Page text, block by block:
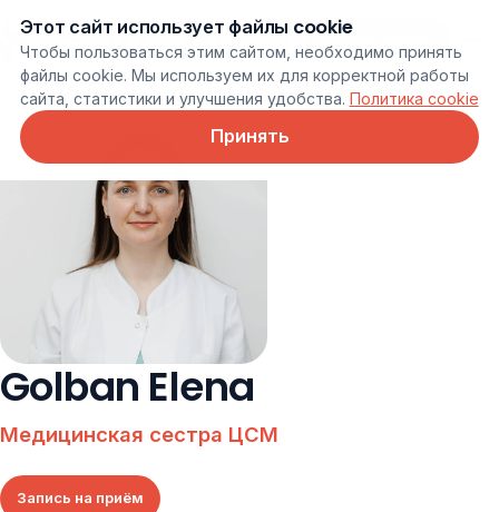
Онлайн запись
Golban Elena
Медицинская сестра ЦСМ
Запись на приём
Этот сайт использует файлы cookie
Чтобы пользоваться этим сайтом, необходимо принять
файлы cookie. Мы используем их для корректной работы
сайта, статистики и улучшения удобства. Политика cookie
Принять